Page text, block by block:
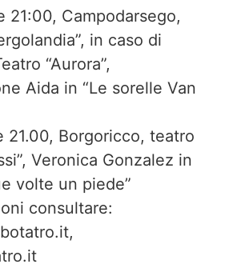
21:00, Campodarsego,
in caso di
“Aurora”,
Aida in “Le sorelle Van
21.00, Borgoricco, teatro
Veronica Gonzalez in
volte un piede”
consultare: